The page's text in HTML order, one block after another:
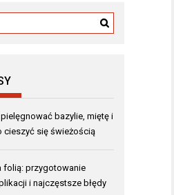
bazylie, miętę i
cieszyć się świeżością
folią: przygotowanie
i najczęstsze błędy